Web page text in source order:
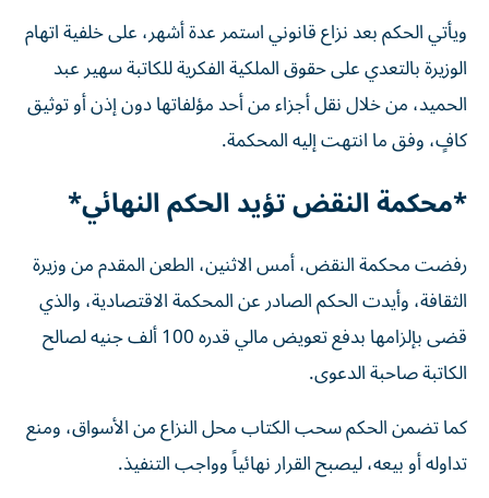
ويأتي الحكم بعد نزاع قانوني استمر عدة أشهر، على خلفية اتهام
الوزيرة بالتعدي على حقوق الملكية الفكرية للكاتبة سهير عبد
الحميد، من خلال نقل أجزاء من أحد مؤلفاتها دون إذن أو توثيق
كافٍ، وفق ما انتهت إليه المحكمة.
*محكمة النقض تؤيد الحكم النهائي*
رفضت محكمة النقض، أمس الاثنين، الطعن المقدم من وزيرة
الثقافة، وأيدت الحكم الصادر عن المحكمة الاقتصادية، والذي
قضى بإلزامها بدفع تعويض مالي قدره 100 ألف جنيه لصالح
الكاتبة صاحبة الدعوى.
كما تضمن الحكم سحب الكتاب محل النزاع من الأسواق، ومنع
تداوله أو بيعه، ليصبح القرار نهائياً وواجب التنفيذ.